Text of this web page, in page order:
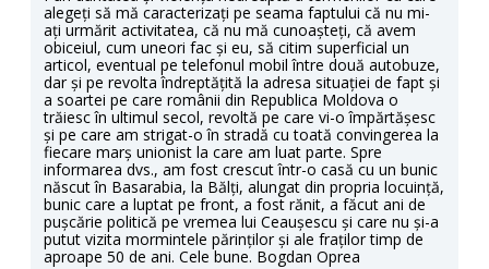
alegeți să mă caracterizați pe seama faptului că nu mi-
ați urmărit activitatea, că nu mă cunoașteți, că avem
obiceiul, cum uneori fac și eu, să citim superficial un
articol, eventual pe telefonul mobil între două autobuze,
dar și pe revolta îndreptățită la adresa situației de fapt și
a soartei pe care românii din Republica Moldova o
trăiesc în ultimul secol, revoltă pe care vi-o împărtășesc
și pe care am strigat-o în stradă cu toată convingerea la
fiecare marș unionist la care am luat parte. Spre
informarea dvs., am fost crescut într-o casă cu un bunic
născut în Basarabia, la Bălți, alungat din propria locuință,
bunic care a luptat pe front, a fost rănit, a făcut ani de
pușcărie politică pe vremea lui Ceaușescu și care nu și-a
putut vizita mormintele părinților și ale fraților timp de
aproape 50 de ani. Cele bune. Bogdan Oprea